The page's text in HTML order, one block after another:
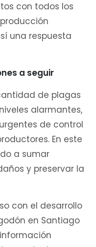
con todos los
una respuesta
a seguir
de plagas
alarmantes,
de control
En este
a sumar
y preservar la
con el desarrollo
en Santiago